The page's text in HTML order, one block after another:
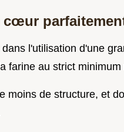
cœur
l'utilisation d'une
farine au strict
moins de structure, et